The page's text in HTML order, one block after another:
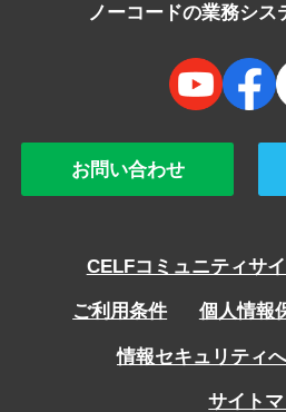
ノーコードの業務シス
お問い合わせ
CELFコミュニティサ
ご利用条件 個人情報
情報セキュリティ
サイト